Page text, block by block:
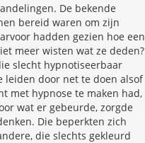
De bekende
bereid waren om zijn
hadden gezien hoe een
meer wisten wat ze deden?
slecht hypnotiseerbaar
leiden door net te doen alsof
met hypnose te maken had,
wat er gebeurde, zorgde
Die beperkten zich
die slechts gekleurd